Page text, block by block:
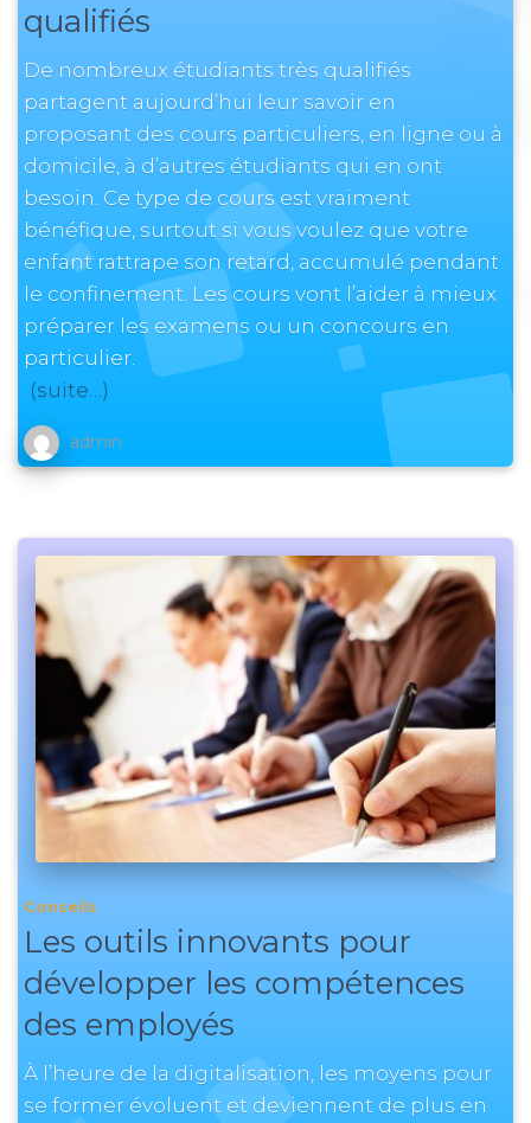
qualifiés
De nombreux étudiants très qualifiés
partagent aujourd’hui leur savoir en
proposant des cours particuliers, en ligne ou à
domicile, à d’autres étudiants qui en ont
besoin. Ce type de cours est vraiment
bénéfique, surtout si vous voulez que votre
enfant rattrape son retard, accumulé pendant
le confinement. Les cours vont l’aider à mieux
préparer les examens ou un concours en
particulier.
(suite…)
admin
Conseils
Les outils innovants pour
développer les compétences
des employés
À l’heure de la digitalisation, les moyens pour
se former évoluent et deviennent de plus en